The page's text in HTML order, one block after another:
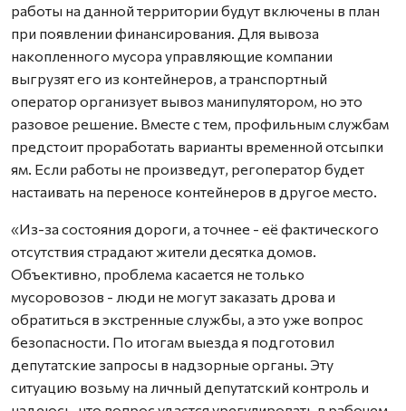
работы на данной территории будут включены в план
при появлении финансирования. Для вывоза
накопленного мусора управляющие компании
выгрузят его из контейнеров, а транспортный
оператор организует вывоз манипулятором, но это
разовое решение. Вместе с тем, профильным службам
предстоит проработать варианты временной отсыпки
ям. Если работы не произведут, регоператор будет
настаивать на переносе контейнеров в другое место.
«Из-за состояния дороги, а точнее - её фактического
отсутствия страдают жители десятка домов.
Объективно, проблема касается не только
мусоровозов - люди не могут заказать дрова и
обратиться в экстренные службы, а это уже вопрос
безопасности. По итогам выезда я подготовил
депутатские запросы в надзорные органы. Эту
ситуацию возьму на личный депутатский контроль и